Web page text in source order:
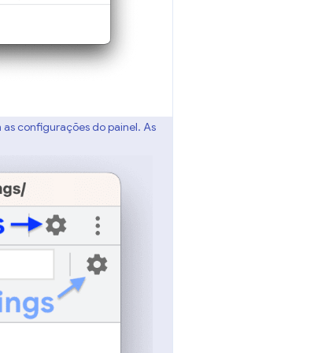
configurações do painel. As